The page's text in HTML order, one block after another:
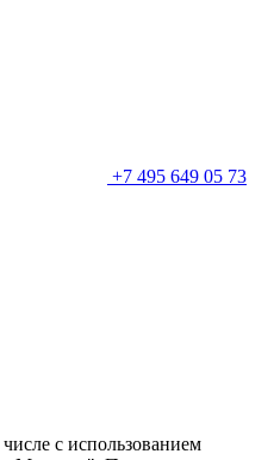
+7 495 649 05 73
с использованием